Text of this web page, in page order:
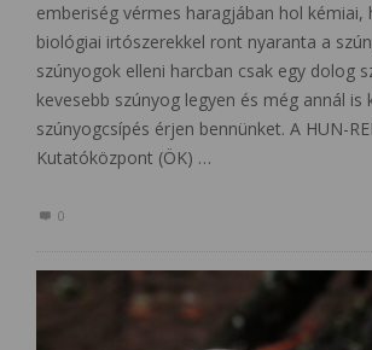
emberiség vérmes haragjában hol kémiai,
biológiai irtószerekkel ront nyaranta a
szúnyogok elleni harcban csak egy dolog
kevesebb szúnyog legyen és még annál is
szúnyogcsípés érjen bennünket. A HUN-
Kutatóközpont (ÖK) …
0